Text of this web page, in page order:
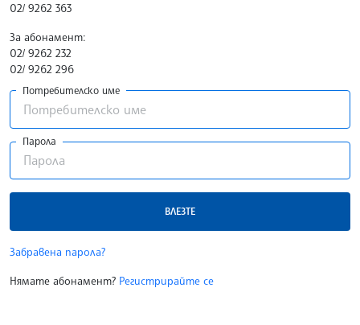
02/ 9262 363
За абонамент:
02/ 9262 232
02/ 9262 296
Потребителско име
Парола
ВЛЕЗТЕ
Забравена парола?
Нямате абонамент? Регистрирайте се